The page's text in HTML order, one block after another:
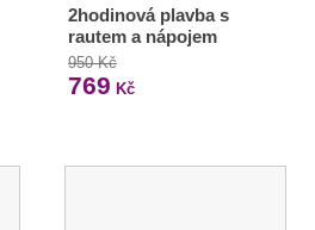
2hodinová plavba s
rautem a nápojem
950 Kč
769 Kč